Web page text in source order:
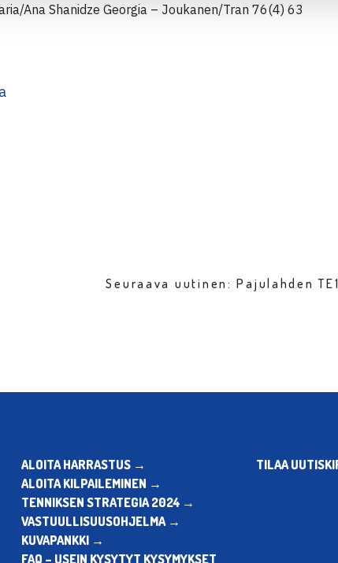
Ana Shanidze Georgia – Joukanen/Tran 76(4) 63
Seuraava uutinen: Pajulahden
ALOITA HARRASTUS →
ALOITA KILPAILEMINEN →
TENNIKSEN STRATEGIA 2024 →
VASTUULLISUUSOHJELMA →
KUVAPANKKI →
FAQ – USEIN KYSYTYT KYSYMYKSET
TILAA